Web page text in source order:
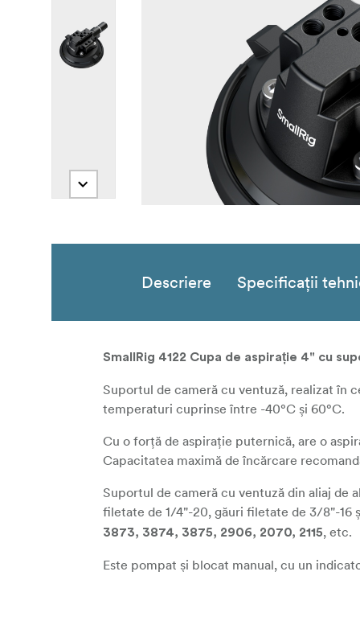
Descriere Specificații
SmallRig 4122 Cupa de aspirație 4" cu
Suportul de cameră cu ventuză, realizat în
temperaturi cuprinse între -40°C și 60°C.
Cu o forță de aspirație puternică, are o
Capacitatea maximă de încărcare
Suportul de cameră cu ventuză din aliaj de
filetate de 1/4"-20, găuri filetate de 3/8"-16
3873, 3874, 3875, 2906, 2070, 2115, etc.
Este pompat și blocat manual, cu un